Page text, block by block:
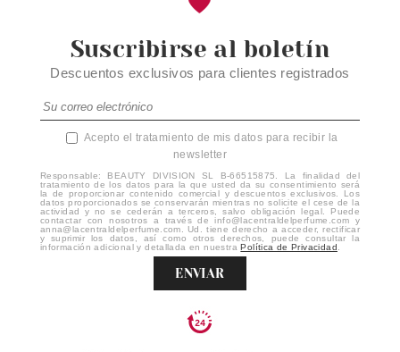
Suscribirse al boletín
Descuentos exclusivos para clientes registrados
Acepto el tratamiento de mis datos para recibir la
newsletter
Responsable: BEAUTY DIVISION SL B-66515875. La finalidad del
tratamiento de los datos para la que usted da su consentimiento será
la de proporcionar contenido comercial y descuentos exclusivos. Los
datos proporcionados se conservarán mientras no solicite el cese de la
actividad y no se cederán a terceros, salvo obligación legal. Puede
contactar con nosotros a través de info@lacentraldelperfume.com y
anna@lacentraldelperfume.com. Ud. tiene derecho a acceder, rectificar
y suprimir los datos, así como otros derechos, puede consultar la
información adicional y detallada en nuestraPolítica de Privacidad
ENVIAR